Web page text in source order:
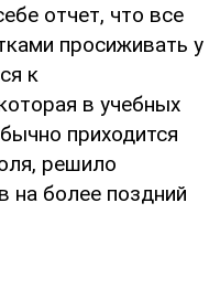
отчет, что все
просиживать у
к
в учебных
приходится
решило
на более поздний